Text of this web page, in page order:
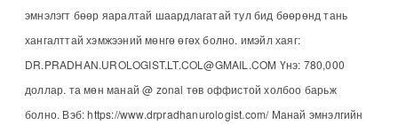
эмнэлэгт бөөр яаралтай шаардлагатай тул бид бөөрөнд тань
хангалттай хэмжээний мөнгө өгөх болно. имэйл хаяг:
DR.PRADHAN.UROLOGIST.LT.COL@GMAIL.COM Үнэ: 780,000
доллар. та мөн манай @ zonal төв оффистой холбоо барьж
болно. Вэб: https://www.drpradhanurologist.com/ Манай эмнэлгийн